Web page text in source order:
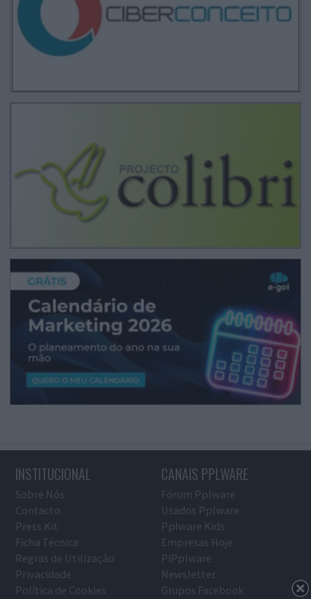
INSTITUCIONAL
Sobre Nós
Contacto
Press Kit
Ficha Técnica
Regras de Utilização
Privacidade
Política de Cookies
CANAIS PPLWARE
Fórum Pplware
Usados Pplware
Pplware Kids
Empresas Hoje
PiPplware
Newsletter
Grupos Facebook